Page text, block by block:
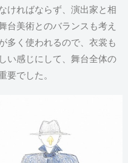
ければならず、演出家と相
台美術とのバランスも考え
多く使われるので、衣裳も
い感じにして、舞台全体の
要でした。